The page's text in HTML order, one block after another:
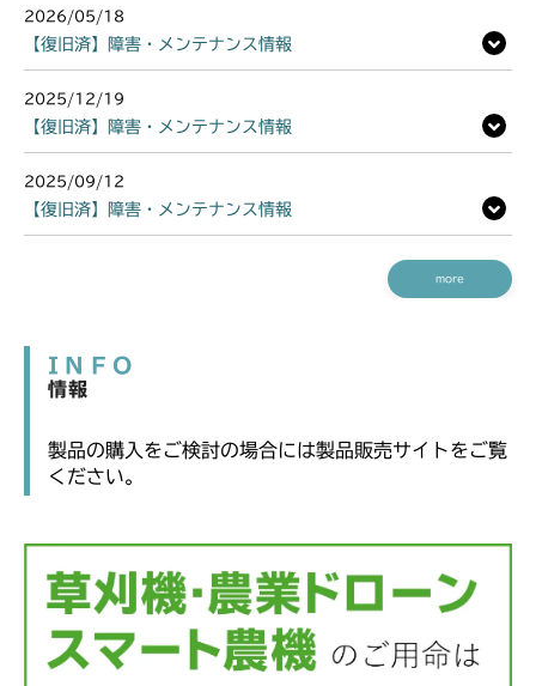
2026/05/18
【復旧済】障害・メンテナンス情報
2025/12/19
【復旧済】障害・メンテナンス情報
2025/09/12
【復旧済】障害・メンテナンス情報
more
INFO
情報
製品の購入をご検討の場合には製品販売サイトをご覧
ください。